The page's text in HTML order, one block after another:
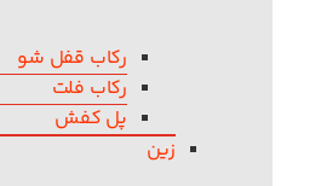
رکاب قفل شو
رکاب فلت
پل کفش
زین